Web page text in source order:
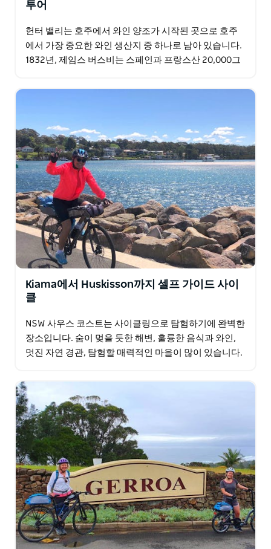
투어
헌터 밸리는 호주에서 와인 양조가 시작된 곳으로 호주
에서 가장 중요한 와인 생산지 중 하나로 남아 있습니다.
1832년, 제임스 버스비는 스페인과 프랑스산 20,000그
Kiama에서 Huskisson까지 셀프 가이드 사이
클
NSW 사우스 코스트는 사이클링으로 탐험하기에 완벽한
장소입니다. 숨이 멎을 듯한 해변, 훌륭한 음식과 와인,
멋진 자연 경관, 탐험할 매력적인 마을이 많이 있습니다.